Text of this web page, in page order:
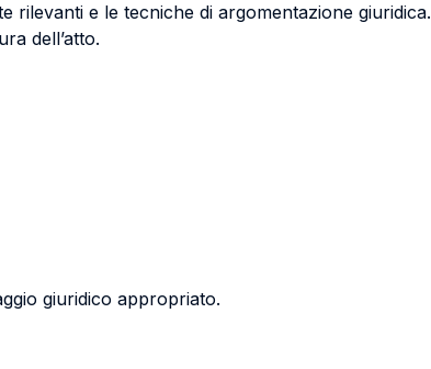
rilevanti e le tecniche di argomentazione giuridica.
dell’atto.
giuridico appropriato.